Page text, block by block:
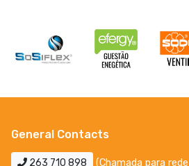
General Contacts
263 710 898 (Chamada para